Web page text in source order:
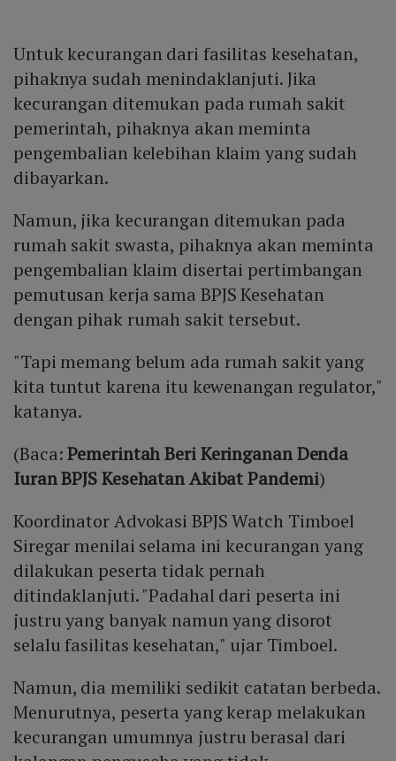
Untuk kecurangan dari fasilitas kesehatan,
pihaknya sudah menindaklanjuti. Jika
kecurangan ditemukan pada rumah sakit
pemerintah, pihaknya akan meminta
pengembalian kelebihan klaim yang sudah
dibayarkan.
Namun, jika kecurangan ditemukan pada
rumah sakit swasta, pihaknya akan meminta
pengembalian klaim disertai pertimbangan
pemutusan kerja sama BPJS Kesehatan
dengan pihak rumah sakit tersebut.
"Tapi memang belum ada rumah sakit yang
kita tuntut karena itu kewenangan regulator,"
katanya.
(Baca:Pemerintah Beri Keringanan Denda
Iuran BPJS Kesehatan Akibat Pandemi)
Koordinator Advokasi BPJS Watch Timboel
Siregar menilai selama ini kecurangan yang
dilakukan peserta tidak pernah
ditindaklanjuti. "Padahal dari peserta ini
justru yang banyak namun yang disorot
selalu fasilitas kesehatan," ujar Timboel.
Namun, dia memiliki sedikit catatan berbeda.
Menurutnya, peserta yang kerap melakukan
kecurangan umumnya justru berasal dari